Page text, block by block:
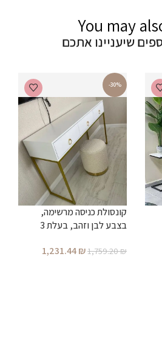
You may
שיעניינו אתכם
-30%
קונסולת כניסה מרשימה,
בצבע לבן וזהב, בעלת 3
לקבל גם ברוחב 1.00 מטר)
1,759.20₪
1,231.44₪